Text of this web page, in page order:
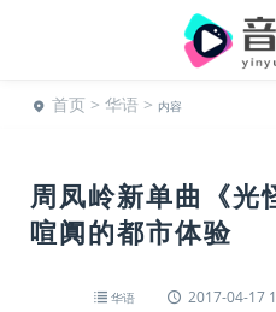
首页 > 华语 > 内容
周凤岭新单曲《光
喧阗的都市体验
华语 2017-04-17